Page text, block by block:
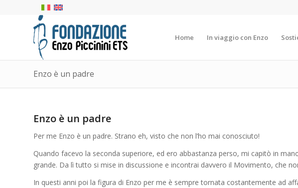
Home In viaggio con Enzo
Enzo è un padre
Enzo è un padre
Per me Enzo è un padre. Strano eh, visto che non l’ho mai conosciuto!
Quando facevo la seconda superiore, ed ero abbastanza perso, mi capitò in
grande. Da lì tutto si mise in discussione e incontrai davvero il Movimento, che
In questi anni poi la figura di Enzo per me è sempre tornata costantemente ad